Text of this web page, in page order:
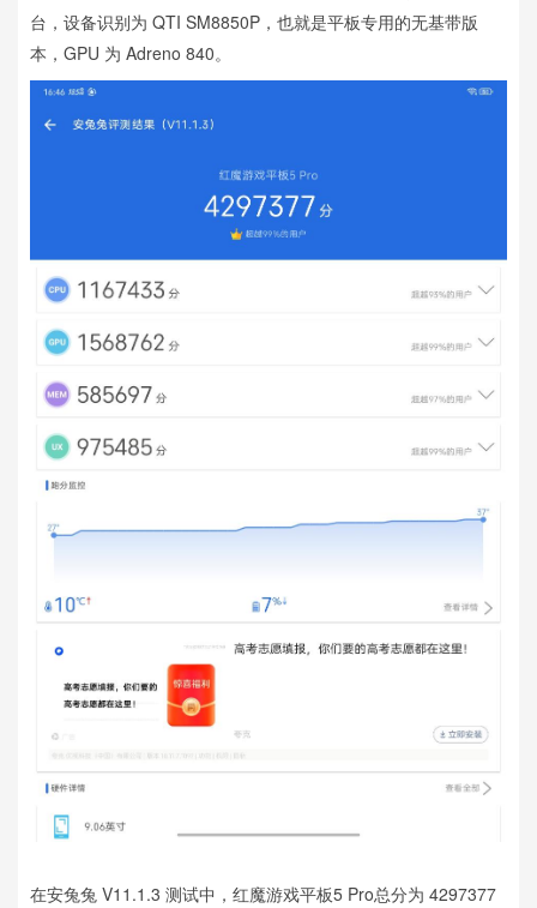
台，设备识别为 QTI SM8850P，也就是平板专用的无基带版
本，GPU 为 Adreno 840。
在安兔兔 V11.1.3 测试中，红魔游戏平板5 Pro总分为 4297377